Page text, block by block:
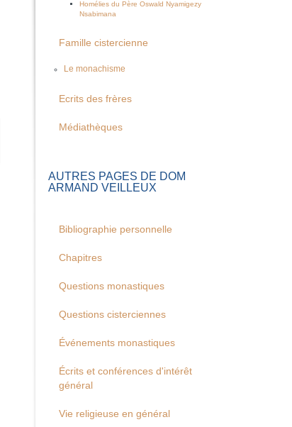
Homélies du Père Oswald Nyamigezy
Nsabimana
Famille cistercienne
Le monachisme
Ecrits des frères
Médiathèques
AUTRES PAGES DE DOM
ARMAND VEILLEUX
Bibliographie personnelle
Chapitres
Questions monastiques
Questions cisterciennes
Événements monastiques
Écrits et conférences d'intérêt
général
Vie religieuse en général